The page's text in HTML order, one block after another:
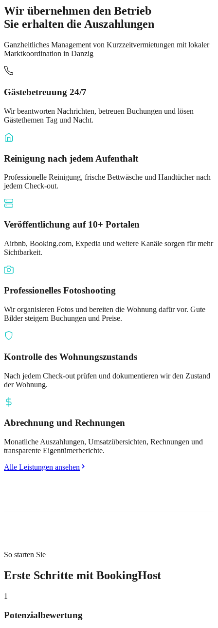
Wir übernehmen den Betrieb
Sie erhalten die Auszahlungen
Ganzheitliches Management von Kurzzeitvermietungen mit lokaler
Marktkoordination in Danzig
Gästebetreuung 24/7
Wir beantworten Nachrichten, betreuen Buchungen und lösen
Gästethemen Tag und Nacht.
Reinigung nach jedem Aufenthalt
Professionelle Reinigung, frische Bettwäsche und Handtücher nach
jedem Check-out.
Veröffentlichung auf 10+ Portalen
Airbnb, Booking.com, Expedia und weitere Kanäle sorgen für mehr
Sichtbarkeit.
Professionelles Fotoshooting
Wir organisieren Fotos und bereiten die Wohnung dafür vor. Gute
Bilder steigern Buchungen und Preise.
Kontrolle des Wohnungszustands
Nach jedem Check-out prüfen und dokumentieren wir den Zustand
der Wohnung.
Abrechnung und Rechnungen
Monatliche Auszahlungen, Umsatzübersichten, Rechnungen und
transparente Eigentümerberichte.
Alle Leistungen ansehen
So starten Sie
Erste Schritte mit BookingHost
1
Potenzialbewertung